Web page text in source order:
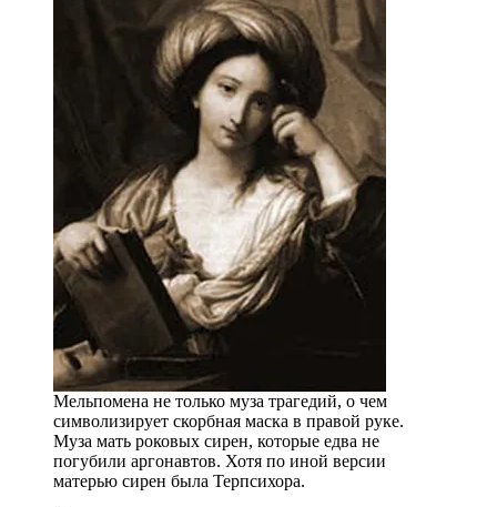
Мельпомена не только муза трагедий, о чем
символизирует скорбная маска в правой руке.
Муза мать роковых сирен, которые едва не
погубили аргонавтов. Хотя по иной версии
матерью сирен была Терпсихора.